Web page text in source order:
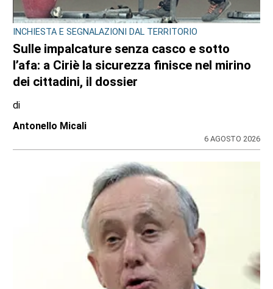
INCHIESTA E SEGNALAZIONI DAL TERRITORIO
Sulle impalcature senza casco e sotto
l’afa: a Ciriè la sicurezza finisce nel mirino
dei cittadini, il dossier
di
Antonello Micali
6 AGOSTO 2026